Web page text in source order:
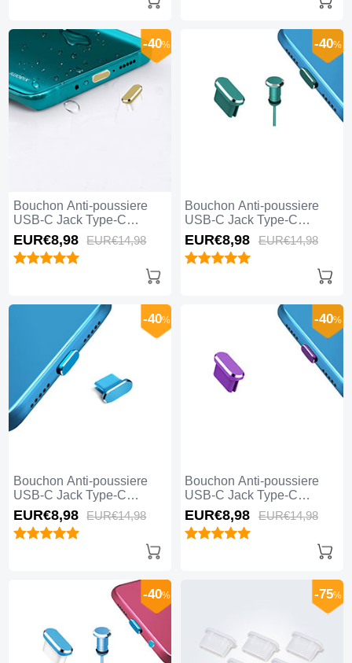
Bouchon Anti-poussiere
USB-C Jack Type-C
Universel H16 pour Apple
iPhone 15 Plus Or
-40%
EUR€8,98 EUR€14,98
Bouchon Anti-poussiere
USB-C Jack Type-C
Universel H15 pour Apple
iPhone 15 Plus Vert
-40%
EUR€8,98 EUR€14,98
Bouchon Anti-poussiere
USB-C Jack Type-C
Universel H14 pour Apple
iPhone 15 Plus Bleu
-40%
EUR€8,98 EUR€14,98
Bouchon Anti-poussiere
USB-C Jack Type-C
Universel H13 pour Apple
iPhone 15 Plus Violet
-40%
EUR€8,98 EUR€14,98
-40% -75%